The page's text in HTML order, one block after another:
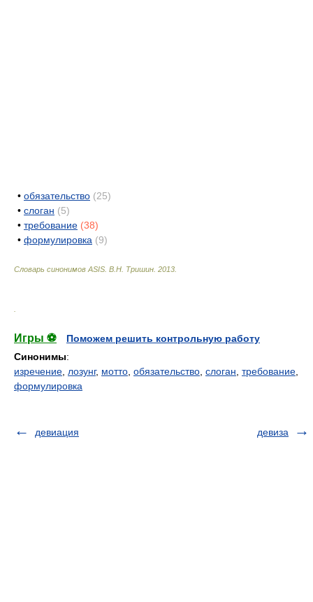
• обязательство (25)
• слоган (5)
• требование (38)
• формулировка (9)
Словарь синонимов ASIS. В.Н. Тришин 2013
Игры ⚽
Поможем решить контрольную работу
Синонимы:
изречение лозунг, мотто обязательство слоган требование
формулировка
девиация девиза